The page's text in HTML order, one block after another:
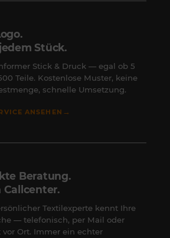
Stück.
Stick & Druck — egal ob 5
Teile. Kostenlose Muster, keine
schnelle Umsetzung.
ANSEHEN →
Beratung.
Callcenter.
Textilexperte kennt Ihre
— telefonisch, per Mail oder
vor Ort. Immer ein echter